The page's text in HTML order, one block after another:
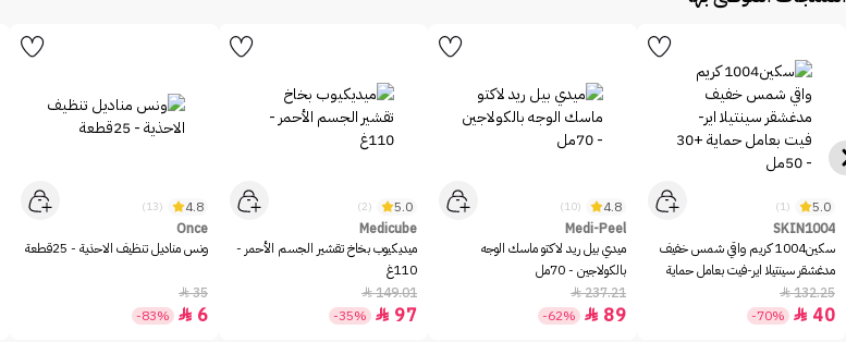
5.0
(1)
SKIN1004
سكين1004 كريم واقي شمس خفيف
مدغشقر سينتيلا اير-فيت بعامل حماية
+30 - 50مل
132.25

40

-70%
4.8
(10)
Medi-Peel
ميدي بيل ريد لاكتو ماسك الوجه
بالكولاجين - 70مل
237.21

89

-62%
5.0
(2)
Medicube
ميديكيوب بخاخ تقشير الجسم الأحمر -
110غ
149.01

97

-35%
4.8
(13)
Once
ونس مناديل تنظيف الاحذية - 25قطعة
35

6

-83%